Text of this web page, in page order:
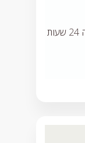
מחפש מנעולן בטלמון? אנחנו נותנים מענה 24 שעות